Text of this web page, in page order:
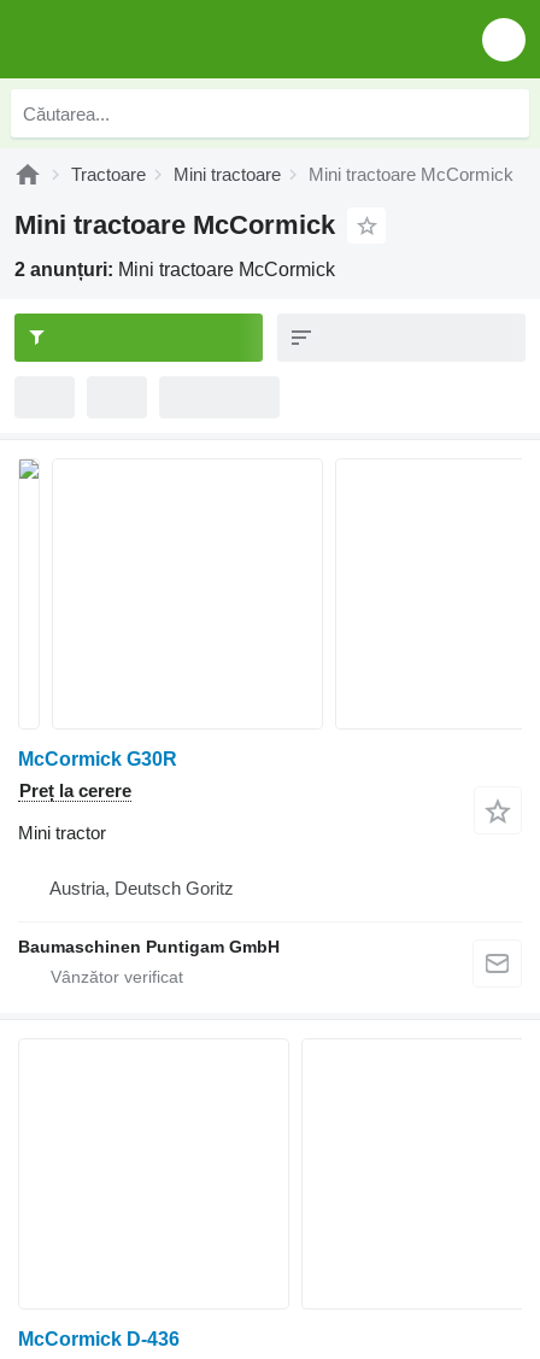
Tractoare Mini tractoare Mini tractoare McCormick
Mini tractoare McCormick
2 anunțuri: Mini tractoare McCormick
McCormick G30R
Preț la cerere
Mini tractor
Austria, Deutsch Goritz
Baumaschinen Puntigam GmbH
McCormick D-436